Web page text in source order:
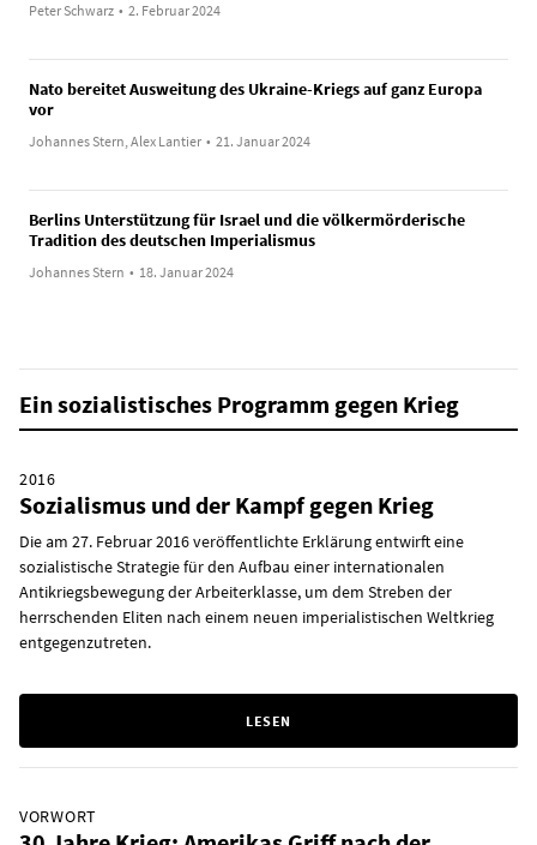
Peter Schwarz • 2. Februar 2024
Nato bereitet Ausweitung des Ukraine-Kriegs auf ganz Europa
vor
Johannes Stern, Alex Lantier • 21. Januar 2024
Berlins Unterstützung für Israel und die völkermörderische
Tradition des deutschen Imperialismus
Johannes Stern • 18. Januar 2024
Ein sozialistisches Programm gegen Krieg
2016
Sozialismus und der Kampf gegen Krieg
Die am 27. Februar 2016 veröffentlichte Erklärung entwirft eine
sozialistische Strategie für den Aufbau einer internationalen
Antikriegsbewegung der Arbeiterklasse, um dem Streben der
herrschenden Eliten nach einem neuen imperialistischen Weltkrieg
entgegenzutreten.
LESEN
VORWORT